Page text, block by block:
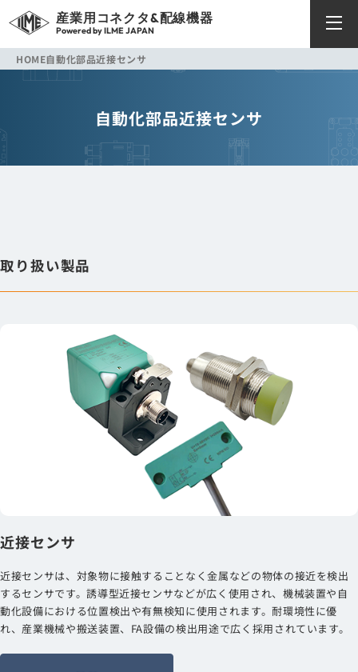
産業用コネクタ&配線機器
Powered by ILME JAPAN
HOME自動化部品近接センサ
自動化部品近接センサ
取り扱い製品
近接センサ
近接センサは、対象物に接触することなく金属などの物体の接近を検出
するセンサです。誘導型近接センサなどが広く使用され、機械装置や自
動化設備における位置検出や有無検知に使用されます。耐環境性に優
れ、産業機械や搬送装置、FA設備の検出用途で広く採用されています。